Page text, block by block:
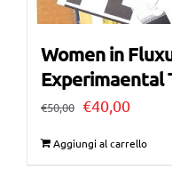
Women in
Experimaental
€50,00 Il
€40,00Il
Aggiungi al carrello